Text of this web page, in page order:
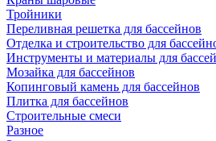
Тройники
Переливная решетка для бассейнов
Отделка и строительство для
Инструменты и материалы для
Мозайка для бассейнов
Копинговый камень для бассейнов
Плитка для бассейнов
Строительные смеси
Разное